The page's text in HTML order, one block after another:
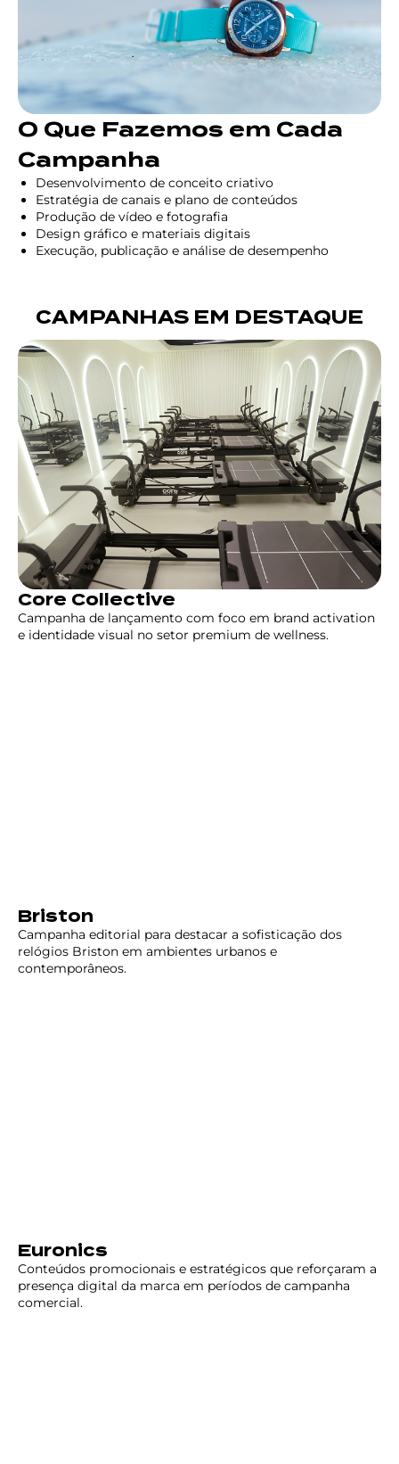
O Que Fazemos em Cada
Campanha
Desenvolvimento de conceito criativo
Estratégia de canais e plano de conteúdos
Produção de vídeo e fotografia
Design gráfico e materiais digitais
Execução, publicação e análise de desempenho
CAMPANHAS EM DESTAQUE
Core Collective
Campanha de lançamento com foco em brand activation
e identidade visual no setor premium de wellness.
Briston
Campanha editorial para destacar a sofisticação dos
relógios Briston em ambientes urbanos e
contemporâneos.
Euronics
Conteúdos promocionais e estratégicos que reforçaram a
presença digital da marca em períodos de campanha
comercial.